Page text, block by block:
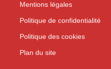
Mentions légales
Politique de confidentialité
Politique des cookies
Plan du site